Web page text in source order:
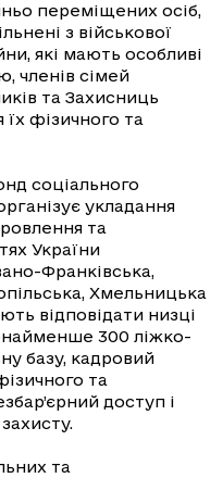
переміщених осіб,
з військової
які мають особливі
членів сімей
та Захисниць
фізичного та
соціального
укладання
та
України
Франківська,
Хмельницька
відповідати низці
300 ліжко-
базу, кадровий
та
доступ і
та